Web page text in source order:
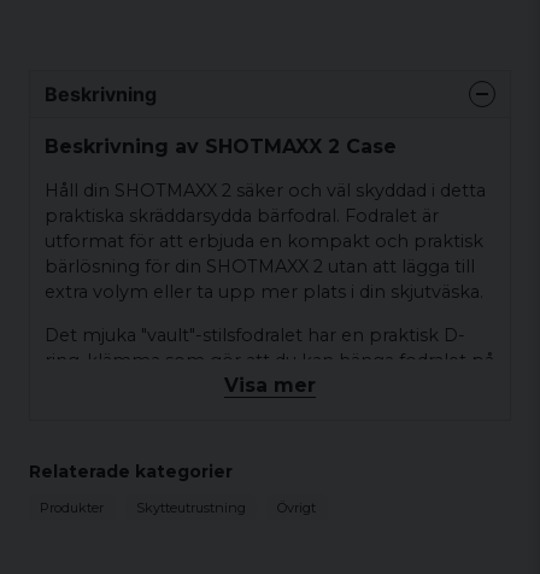
Beskrivning
Beskrivning av SHOTMAXX 2 Case
Håll din SHOTMAXX 2 säker och väl skyddad i detta
praktiska skräddarsydda bärfodral. Fodralet är
utformat för att erbjuda en kompakt och praktisk
bärlösning för din SHOTMAXX 2 utan att lägga till
extra volym eller ta upp mer plats i din skjutväska.
Det mjuka "vault"-stilsfodralet har en praktisk D-
ring-klämma som gör att du kan hänga fodralet på
utsidan av din skjutväska för enkel åtkomst.
Visa mer
Relaterade kategorier
Produkter Skytteutrustning Övrigt